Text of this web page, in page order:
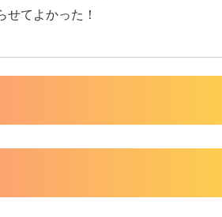
せてよかった！